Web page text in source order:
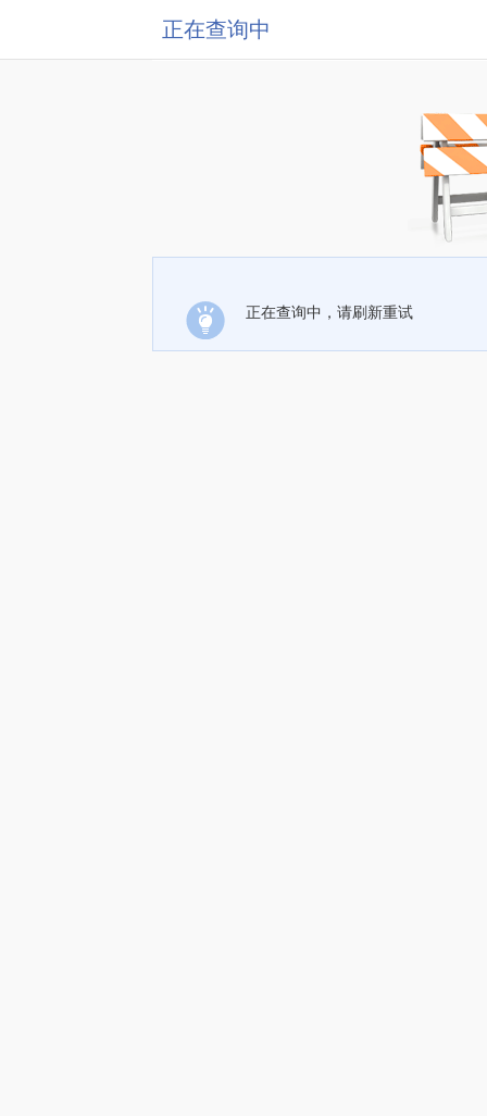
正在查询中
正在查询中，请刷新重试